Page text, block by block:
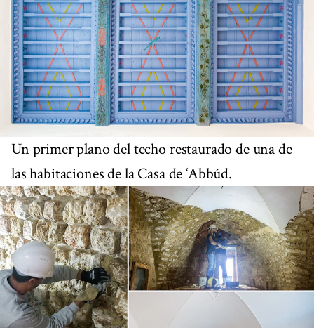
Un primer plano del techo restaurado de una de
las habitaciones de la Casa de ‘Abbúd.